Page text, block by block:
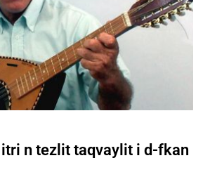
itri n tezlit taqvaylit i d-fkan